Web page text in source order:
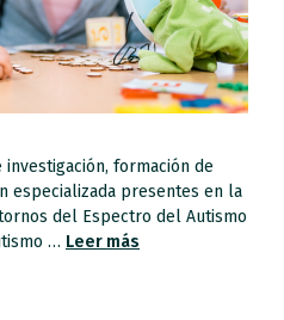
formación de
especializada presentes en la
del Espectro del Autismo
… Leer más